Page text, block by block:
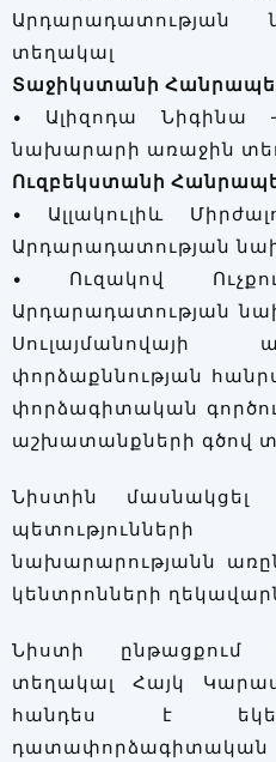
տեղակալ
Տաջիկստանի
• Ալիզոդա Նիգինա
նախարարի առաջին
Ուզբեկստանի
• Ալլակուլիև
Արդարադատության
• Ուզակով
Արդարադատության
փորձաքննության
փորձագիտական
աշխատանքների գծով
Նիստին
պետությունների
նախարարությանն
կենտրոնների
Նիստի ընթացքում
տեղակալ Հայկ
հանդես է եկել՝